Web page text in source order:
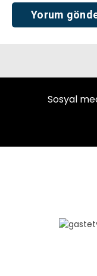
Sosyal